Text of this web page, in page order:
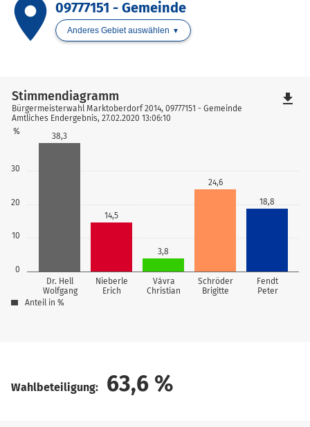
place09777151 - Gemeinde
Anderes Gebiet auswählen
0
10
20
30
%
Dr. Hell
Wolfgang
Nieberle
Erich
Vávra
Christian
Schröder
Brigitte
Fendt
Peter
38,3
14,5
3,8
24,6
18,8
Stimmendiagramm
Bürgermeisterwahl Marktoberdorf 2014, 09777151 - Gemeinde
Amtliches Endergebnis, 27.02.2020 13:06:10
Anteil in %
file_download
Wahlbeteiligung: 63,6 %